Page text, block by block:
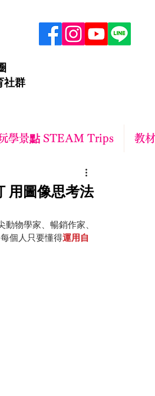
社群
學景點 STEAM Trips 教
用圖像思考法
物學家、暢銷作家、
個人只要懂得運用自